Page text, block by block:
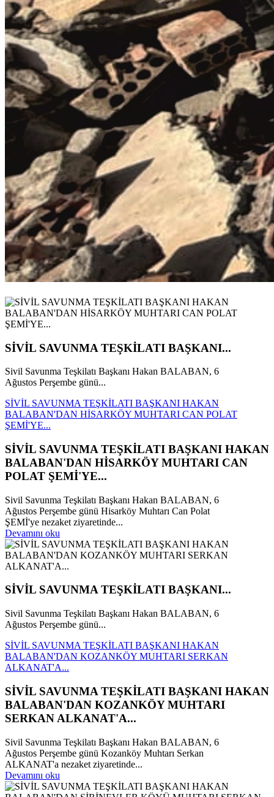
SİVİL SAVUNMA TEŞKİLATI BAŞKANI...
Sivil Savunma Teşkilatı Başkanı Hakan BALABAN, 6
Ağustos Perşembe günü...
SİVİL SAVUNMA TEŞKİLATI BAŞKANI HAKAN
BALABAN'DAN HİSARKÖY MUHTARI CAN POLAT
ŞEMİ'YE...
SİVİL SAVUNMA TEŞKİLATI BAŞKANI HAKAN
BALABAN'DAN HİSARKÖY MUHTARI CAN
POLAT ŞEMİ'YE...
Sivil Savunma Teşkilatı Başkanı Hakan BALABAN, 6
Ağustos Perşembe günü Hisarköy Muhtarı Can Polat
ŞEMİ'ye nezaket ziyaretinde...
Devamını oku
SİVİL SAVUNMA TEŞKİLATI BAŞKANI...
Sivil Savunma Teşkilatı Başkanı Hakan BALABAN, 6
Ağustos Perşembe günü...
SİVİL SAVUNMA TEŞKİLATI BAŞKANI HAKAN
BALABAN'DAN KOZANKÖY MUHTARI SERKAN
ALKANAT'A...
SİVİL SAVUNMA TEŞKİLATI BAŞKANI HAKAN
BALABAN'DAN KOZANKÖY MUHTARI
SERKAN ALKANAT'A...
Sivil Savunma Teşkilatı Başkanı Hakan BALABAN, 6
Ağustos Perşembe günü Kozanköy Muhtarı Serkan
ALKANAT'a nezaket ziyaretinde...
Devamını oku